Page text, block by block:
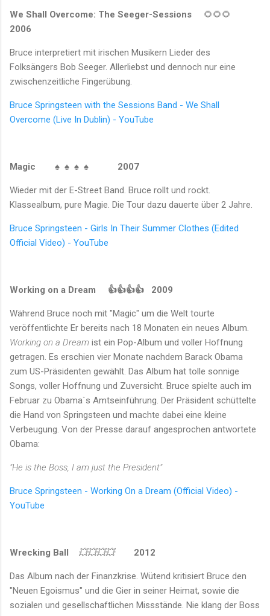
We Shall Overcome: The Seeger-Sessions
🌻🌻🌻
2006
Bruce interpretiert mit irischen Musikern Lieder des
Folksängers Bob Seeger. Allerliebst und dennoch nur eine
zwischenzeitliche Fingerübung.
Bruce Springsteen with the Sessions Band - We Shall
Overcome (Live In Dublin) - YouTube
Magic ♠ ♠ ♠ ♠ 2007
Wieder mit der E-Street Band. Bruce rollt und rockt.
Klassealbum, pure Magie. Die Tour dazu dauerte über 2 Jahre.
Bruce Springsteen - Girls In Their Summer Clothes (Edited
Official Video) - YouTube
Working on a Dream 👍👍👍👍 2009
Während Bruce noch mit "Magic" um die Welt tourte
veröffentlichte Er bereits nach 18 Monaten ein neues Album.
Working on a Dream ist ein Pop-Album und voller Hoffnung
getragen. Es erschien vier Monate nachdem Barack Obama
zum US-Präsidenten gewählt. Das Album hat tolle sonnige
Songs, voller Hoffnung und Zuversicht. Bruce spielte auch im
Februar zu Obama`s Amtseinführung. Der Präsident schüttelte
die Hand von Springsteen und machte dabei eine kleine
Verbeugung. Von der Presse darauf angesprochen antwortete
Obama:
"He is the Boss, I am just the President"
Bruce Springsteen - Working On a Dream (Official Video) -
YouTube
Wrecking Ball 💥💥💥💥 2012
Das Album nach der Finanzkrise. Wütend kritisiert Bruce den
"Neuen Egoismus" und die Gier in seiner Heimat, sowie die
sozialen und gesellschaftlichen Missstände. Nie klang der Boss